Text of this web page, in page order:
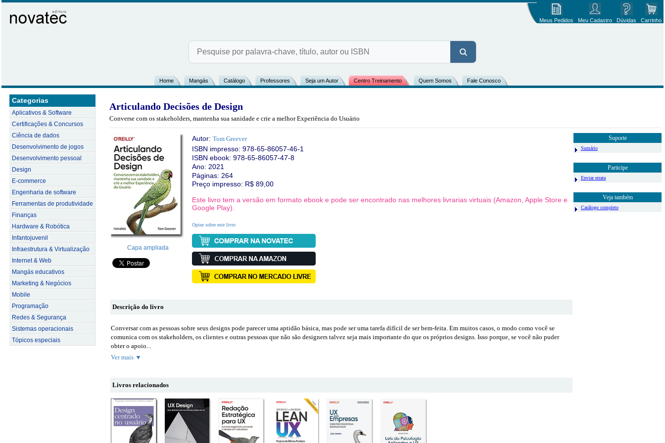
Meus Pedidos Meu Cadastro Dúvidas Carrinho
Home Mangás Catálogo Professores Seja um Autor Centro Treinamento Quem Somos Fale Conosco
Categorias
Aplicativos & Software
Certificações & Concursos
Ciência de dados
Desenvolvimento de jogos
Desenvolvimento pessoal
Design
E-commerce
Engenharia de software
Ferramentas de produtividade
Finanças
Hardware & Robótica
Infantojuvenil
Infraestrutura & Virtualização
Internet & Web
Mangás educativos
Marketing & Negócios
Mobile
Programação
Redes & Segurança
Sistemas operacionais
Tópicos especiais
Articulando Decisões de Design
Converse com os stakeholders, mantenha sua sanidade e crie a melhor Experiência do Usuário
Capa ampliada
Autor: Tom Greever
ISBN impresso: 978-65-86057-46-1
ISBN ebook: 978-65-86057-47-8
Ano: 2021
Páginas: 264
Preço impresso: R$ 89,00
Este livro tem a versão em formato ebook e pode ser encontrado nas melhores livrarias virtuais (Amazon, Apple Store e
Google Play).
Opine sobre este livro
Suporte
Sumário
Participe
Enviar errata
Veja também
Catálogo completo
Descrição do livro
Conversar com as pessoas sobre seus designs pode parecer uma aptidão básica, mas pode ser uma tarefa difícil de ser bem-feita. Em muitos casos, o modo como você se
comunica com os stakeholders, os clientes e outras pessoas que não são designers talvez seja mais importante do que os próprios designs. Isso porque, se você não puder
obter o apoio...
Ver mais ▼
Livros relacionados